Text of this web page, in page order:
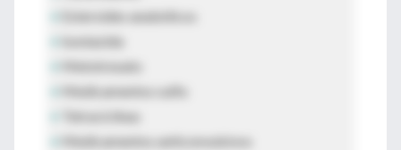
Esteroides anabólicos
lsoniazida
Metotrexato
Medicamentos sulfa
Tetraciclinas
Medicamentos anticonvulsivos